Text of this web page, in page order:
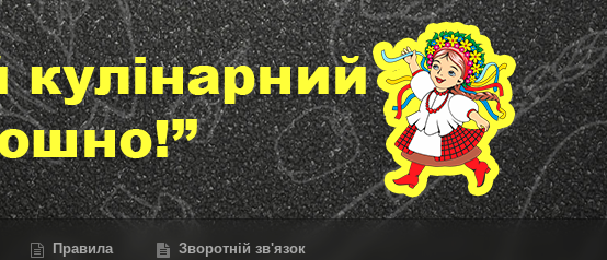
Правила Зворотній зв'язок